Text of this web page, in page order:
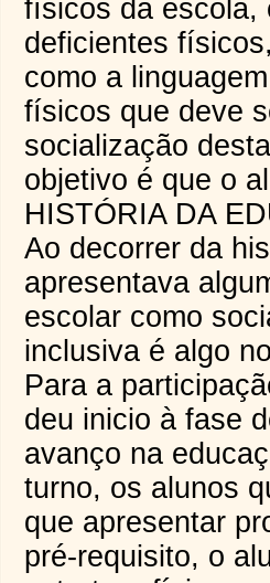
físicos da escola,
deficientes
como a
físicos que deve
socialização
objetivo é que o
HISTÓRIA DA
Ao decorrer da
apresentava
escolar como
inclusiva é algo
Para a
deu inicio à fase
avanço na
turno, os alunos
que apresentar
pré-requisito, o